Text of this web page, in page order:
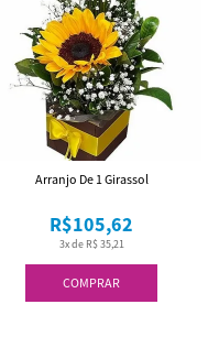
COMPRAR
3x de R$ 35,21
R$105,62
Arranjo De 1 Girassol